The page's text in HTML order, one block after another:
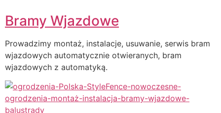
Bramy Wjazdowe
Prowadzimy montaż, instalacje, usuwanie, serwis bram
wjazdowych automatycznie otwieranych, bram
wjazdowych z automatyką.